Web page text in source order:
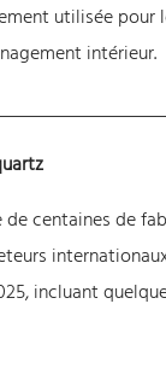
utilisée
intérieur.
centaines de
incluant